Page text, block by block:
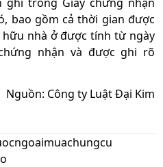
bao gồm cả thời gian được
nhà ở được tính từ ngày
nhận và được ghi rõ
Nguồn: Công ty Luật Đại Kim